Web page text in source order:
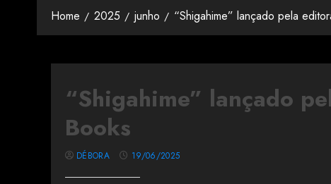
Home 2025 junho “Shigahime” lançado pela
“Shigahime” lançado
Books
DÉBORA 19/06/2025